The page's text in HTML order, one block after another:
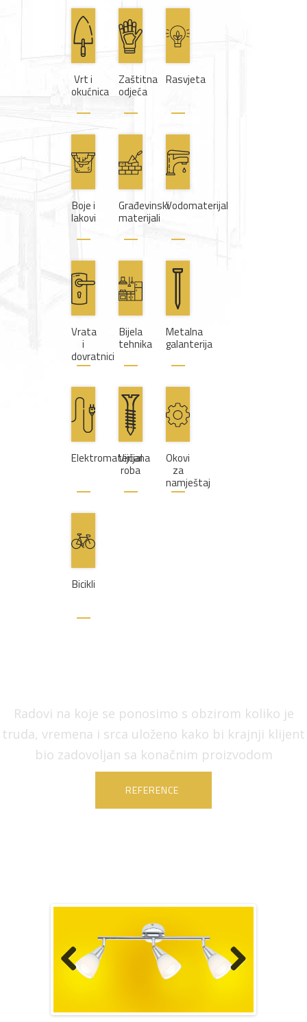
Vrt i
okućnica
Zaštitna
odjeća
Rasvjeta
Boje i
lakovi
Građevinski
materijali
Vodomaterijal
Vrata
i
dovratnici
Bijela
tehnika
Metalna
galanterija
Elektromaterijal
Vijčana
roba
Okovi
za
namještaj
Bicikli
Radovi na koje se ponosimo s obzirom koliko je
truda, vremena i srca uloženo kako bi krajnji klijent
bio zadovoljan sa konačnim proizvodom
REFERENCE
Previous